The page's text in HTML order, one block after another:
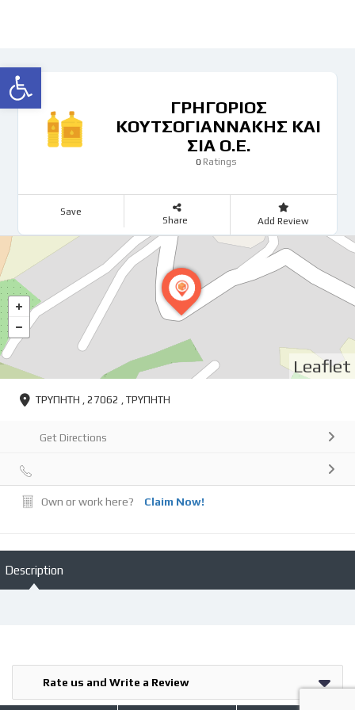
Ανοίξτε τη γραμμή εργαλείων
ΓΡΗΓΟΡΙΟΣ
ΚΟΥΤΣΟΓΙΑΝΝΑΚΗΣ ΚΑΙ
ΣΙΑ Ο.Ε.
0Ratings
Save
Share Add Review
Leaflet
ΤΡΥΠΗΤΗ , 27062 , ΤΡΥΠΗΤΗ
Get Directions
Own or work here? Claim Now!
Description
Rate us and Write a Review